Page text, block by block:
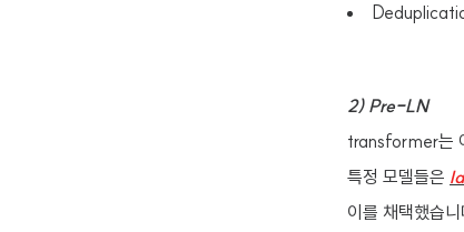
2) Pre-LN
transformer는
특정 모델들은
이를 채택했습니